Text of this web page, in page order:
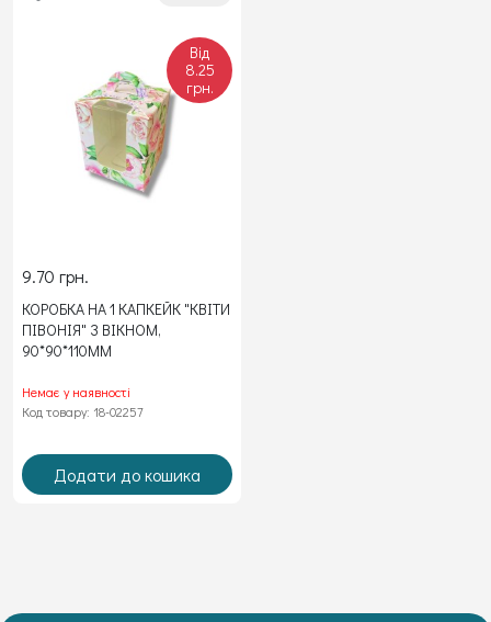
Від
8.25
грн.
9.70 грн.
КОРОБКА НА 1 КАПКЕЙК "КВІТИ
ПІВОНІЯ" З ВІКНОМ,
90*90*110ММ
Немає у наявності
Код товару: 18-02257
Додати до кошика